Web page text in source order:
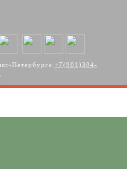
Петербурге +7(901)304-